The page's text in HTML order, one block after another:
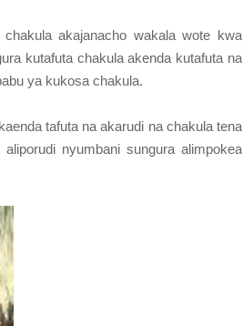
akajanacho wakala wote kwa
kutafuta chakula akenda kutafuta na
ya kukosa chakula.
tafuta na akarudi na chakula tena
nyumbani sungura alimpokea